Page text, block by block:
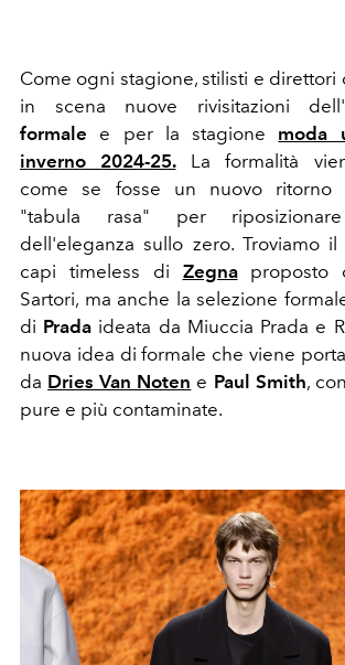
Come ogni stagione, stilisti e direttori
in scena nuove rivisitazioni dell'
formale e per la stagione
moda
inverno 2024-25.
La formalità
come se fosse un nuovo ritorno
"tabula rasa" per
dell'eleganza sullo zero. Troviamo
capi timeless di Zegnaproposto
Sartori, ma anche la selezione
di Prada ideata da Miuccia Prada e
nuova idea di formale che viene
da Dries Van Noten e Paul Smith,
pure e più contaminate.